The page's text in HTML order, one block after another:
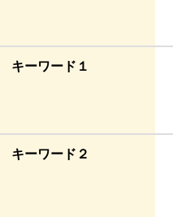
キーワード１
キーワード２